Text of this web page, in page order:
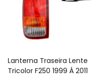
Lanterna Traseira Lente
Tricolor F250 1999 Á 2011